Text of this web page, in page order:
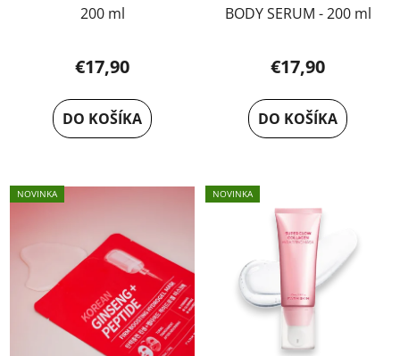
200 ml
€17,90
DO KOŠÍKA
BODY SERUM - 200 ml
€17,90
DO KOŠÍKA
NOVINKA NOVINKA